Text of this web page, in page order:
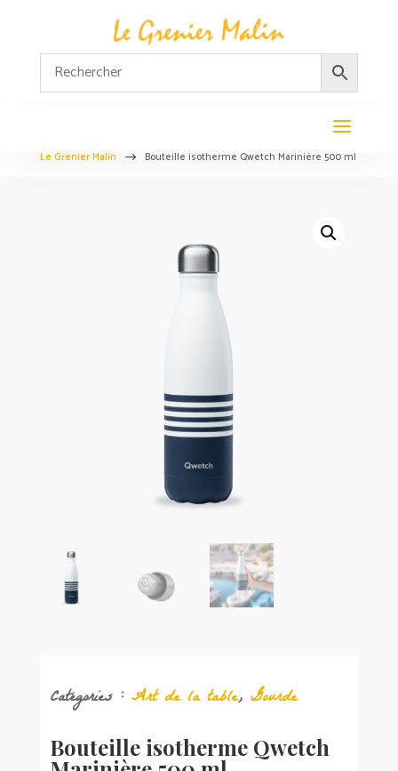
Le Grenier Malin $ Bouteille isotherme Qwetch Marinière 500 ml
Catégories : Art de la table, Gourde
Bouteille isotherme Qwetch